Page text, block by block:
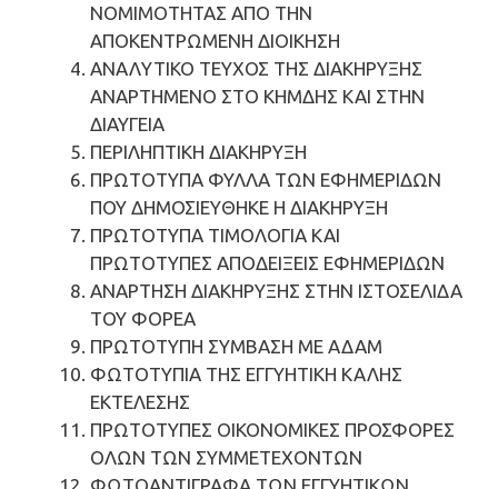
ΝΟΜΙΜΟΤΗΤΑΣ ΑΠΟ ΤΗΝ
ΑΠΟΚΕΝΤΡΩΜΕΝΗ ΔΙΟΙΚΗΣΗ
ΑΝΑΛΥΤΙΚΟ ΤΕΥΧΟΣ ΤΗΣ ΔΙΑΚΗΡΥΞΗΣ
ΑΝΑΡΤΗΜΕΝΟ ΣΤΟ ΚΗΜΔΗΣ ΚΑΙ ΣΤΗΝ
ΔΙΑΥΓΕΙΑ
ΠΕΡΙΛΗΠΤΙΚΗ ΔΙΑΚΗΡΥΞΗ
ΠΡΩΤΟΤΥΠΑ ΦΥΛΛΑ ΤΩΝ ΕΦΗΜΕΡΙΔΩΝ
ΠΟΥ ΔΗΜΟΣΙΕΥΘΗΚΕ Η ΔΙΑΚΗΡΥΞΗ
ΠΡΩΤΟΤΥΠΑ ΤΙΜΟΛΟΓΙΑ ΚΑΙ
ΠΡΩΤΟΤΥΠΕΣ ΑΠΟΔΕΙΞΕΙΣ ΕΦΗΜΕΡΙΔΩΝ
ΑΝΑΡΤΗΣΗ ΔΙΑΚΗΡΥΞΗΣ ΣΤΗΝ ΙΣΤΟΣΕΛΙΔΑ
ΤΟΥ ΦΟΡΕΑ
ΠΡΩΤΟΤΥΠΗ ΣΥΜΒΑΣΗ ΜΕ ΑΔΑΜ
ΦΩΤΟΤΥΠΙΑ ΤΗΣ ΕΓΓΥΗΤΙΚΗ ΚΑΛΗΣ
ΕΚΤΕΛΕΣΗΣ
ΠΡΩΤΟΤΥΠΕΣ ΟΙΚΟΝΟΜΙΚΕΣ ΠΡΟΣΦΟΡΕΣ
ΟΛΩΝ ΤΩΝ ΣΥΜΜΕΤΕΧΟΝΤΩΝ
ΦΩΤΟΑΝΤΙΓΡΑΦΑ ΤΩΝ ΕΓΓΥΗΤΙΚΩΝ